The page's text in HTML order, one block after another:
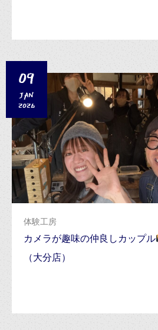
09
JAN
2026
体験工房
カメラが趣味の仲良しカップル
（大分店）